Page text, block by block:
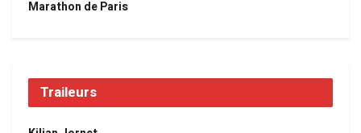
Marathon de Paris
Traileurs